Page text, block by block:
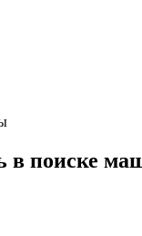
в поиске